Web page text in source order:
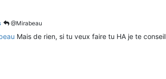
@Mirabeau
Mais de rien, si tu veux faire tu HA je te